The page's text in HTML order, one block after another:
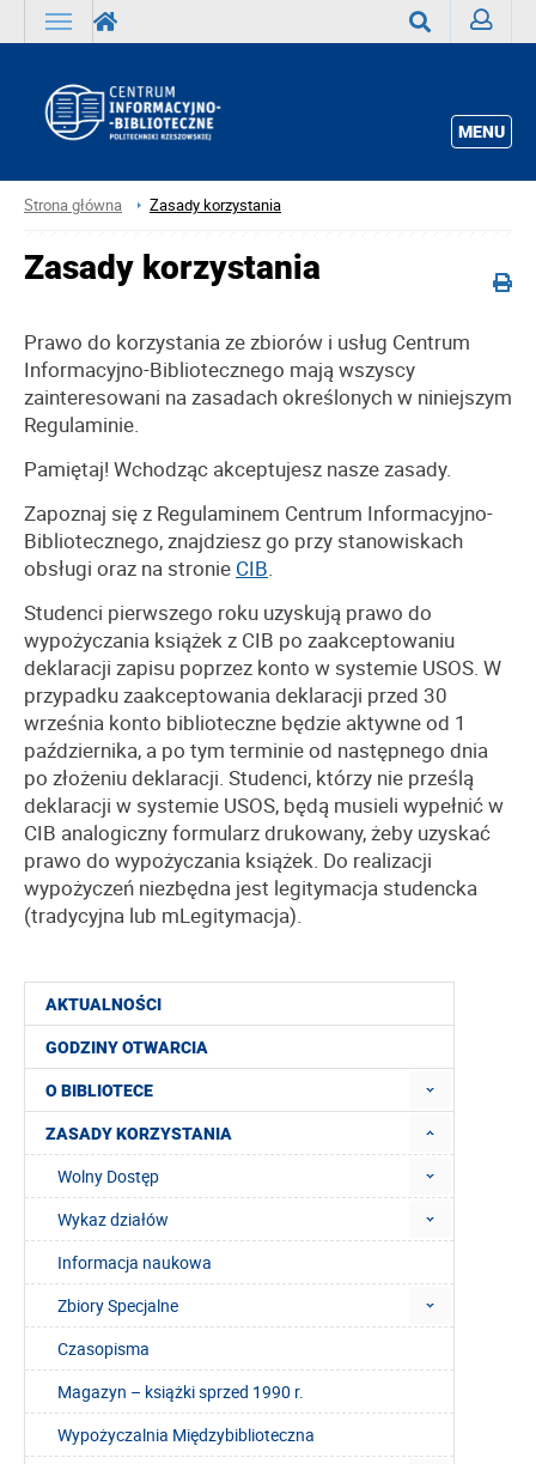
MENU
Strona główna Zasady korzystania
AKTUALNOŚCI
GODZINY OTWARCIA
O BIBLIOTECE
ZASADY KORZYSTANIA
Wolny Dostęp
Wykaz działów
Informacja naukowa
Zbiory Specjalne
Czasopisma
Magazyn – książki sprzed 1990 r.
Wypożyczalnia Międzybiblioteczna
Zasady korzystania
Prawo do korzystania ze zbiorów i usług Centrum
Informacyjno-Bibliotecznego mają wszyscy
zainteresowani na zasadach określonych w niniejszym
Regulaminie.
Pamiętaj! Wchodząc akceptujesz nasze zasady.
Zapoznaj się z Regulaminem Centrum Informacyjno-
Bibliotecznego, znajdziesz go przy stanowiskach
obsługi oraz na stronie CIB.
Studenci pierwszego roku uzyskują prawo do
wypożyczania książek z CIB po zaakceptowaniu
deklaracji zapisu poprzez konto w systemie USOS. W
przypadku zaakceptowania deklaracji przed 30
września konto biblioteczne będzie aktywne od 1
października, a po tym terminie od następnego dnia
po złożeniu deklaracji. Studenci, którzy nie prześlą
deklaracji w systemie USOS, będą musieli wypełnić w
CIB analogiczny formularz drukowany, żeby uzyskać
prawo do wypożyczania książek. Do realizacji
wypożyczeń niezbędna jest legitymacja studencka
(tradycyjna lub mLegitymacja).